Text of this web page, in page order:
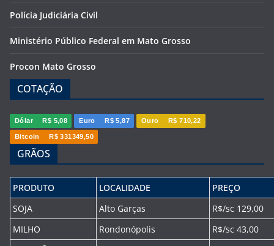
Polícia Judiciária Civil
Ministério Público Federal em Mato Grosso
Procon Mato Grosso
COTAÇÃO
Dólar R$ 5,08 Euro R$ 5,87 Ouro R$ 710,22
Bitcoin R$ 331349,50
GRÃOS
PRODUTO LOCALIDADE
PREÇO
SOJA
Alto Garças
R$/sc 129,00
MILHO
Rondonópolis
R$/sc 43,00